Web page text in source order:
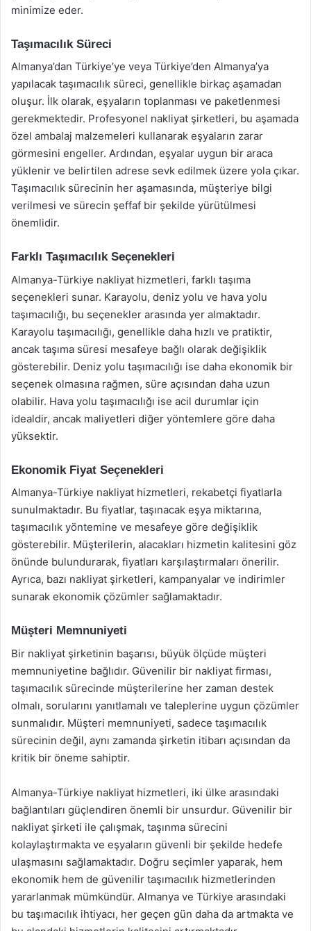
minimize eder.
Taşımacılık Süreci
Almanya’dan Türkiye’ye veya Türkiye’den Almanya’ya
yapılacak taşımacılık süreci, genellikle birkaç aşamadan
oluşur. İlk olarak, eşyaların toplanması ve paketlenmesi
gerekmektedir. Profesyonel nakliyat şirketleri, bu aşamada
özel ambalaj malzemeleri kullanarak eşyaların zarar
görmesini engeller. Ardından, eşyalar uygun bir araca
yüklenir ve belirtilen adrese sevk edilmek üzere yola çıkar.
Taşımacılık sürecinin her aşamasında, müşteriye bilgi
verilmesi ve sürecin şeffaf bir şekilde yürütülmesi
önemlidir.
Farklı Taşımacılık Seçenekleri
Almanya-Türkiye nakliyat hizmetleri, farklı taşıma
seçenekleri sunar. Karayolu, deniz yolu ve hava yolu
taşımacılığı, bu seçenekler arasında yer almaktadır.
Karayolu taşımacılığı, genellikle daha hızlı ve pratiktir,
ancak taşıma süresi mesafeye bağlı olarak değişiklik
gösterebilir. Deniz yolu taşımacılığı ise daha ekonomik bir
seçenek olmasına rağmen, süre açısından daha uzun
olabilir. Hava yolu taşımacılığı ise acil durumlar için
idealdir, ancak maliyetleri diğer yöntemlere göre daha
yüksektir.
Ekonomik Fiyat Seçenekleri
Almanya-Türkiye nakliyat hizmetleri, rekabetçi fiyatlarla
sunulmaktadır. Bu fiyatlar, taşınacak eşya miktarına,
taşımacılık yöntemine ve mesafeye göre değişiklik
gösterebilir. Müşterilerin, alacakları hizmetin kalitesini göz
önünde bulundurarak, fiyatları karşılaştırmaları önerilir.
Ayrıca, bazı nakliyat şirketleri, kampanyalar ve indirimler
sunarak ekonomik çözümler sağlamaktadır.
Müşteri Memnuniyeti
Bir nakliyat şirketinin başarısı, büyük ölçüde müşteri
memnuniyetine bağlıdır. Güvenilir bir nakliyat firması,
taşımacılık sürecinde müşterilerine her zaman destek
olmalı, sorularını yanıtlamalı ve taleplerine uygun çözümler
sunmalıdır. Müşteri memnuniyeti, sadece taşımacılık
sürecinin değil, aynı zamanda şirketin itibarı açısından da
kritik bir öneme sahiptir.
Almanya-Türkiye nakliyat hizmetleri, iki ülke arasındaki
bağlantıları güçlendiren önemli bir unsurdur. Güvenilir bir
nakliyat şirketi ile çalışmak, taşınma sürecini
kolaylaştırmakta ve eşyaların güvenli bir şekilde hedefe
ulaşmasını sağlamaktadır. Doğru seçimler yaparak, hem
ekonomik hem de güvenilir taşımacılık hizmetlerinden
yararlanmak mümkündür. Almanya ve Türkiye arasındaki
bu taşımacılık ihtiyacı, her geçen gün daha da artmakta ve